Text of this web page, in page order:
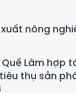
nông
Lâm hợp
thụ sản